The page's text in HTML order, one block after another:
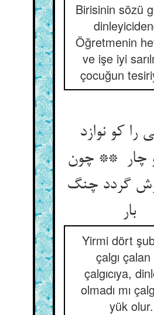
Birisinin sözü
Öğretmenin
ve işe iyi
çocuğun
را کو نوازد
چار ** چون
گردد چنگ
بار
Yirmi dört
çalgı
çalgıcıya,
olmadı mı
yük olur.